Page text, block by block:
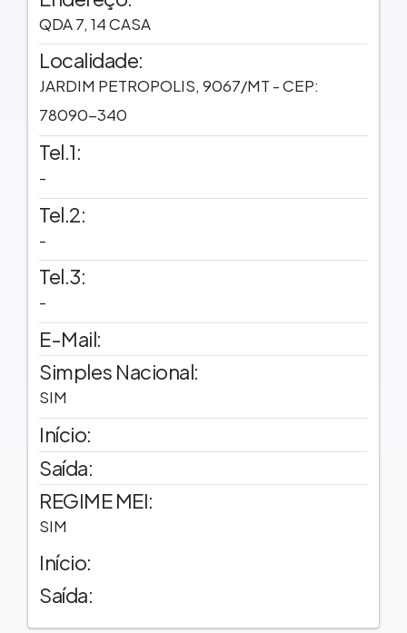
QDA 7, 14 CASA
Localidade:
JARDIM PETROPOLIS, 9067/MT - CEP:
78090-340
Tel.1:
-
Tel.2:
-
Tel.3:
-
E-Mail:
Simples Nacional:
SIM
Início:
Saída:
REGIME MEI:
SIM
Início:
Saída: